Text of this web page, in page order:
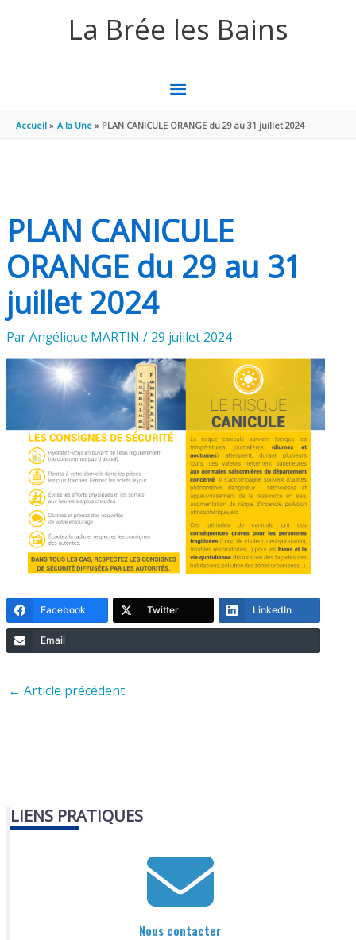
La Brée les Bains
MENU
PRINCIPAL
Accueil A la Une PLAN CANICULE ORANGE du 29 au 31 juillet 2024
PLAN CANICULE
ORANGE du 29 au 31
juillet 2024
ParAngélique MARTIN/ 29 juillet 2024
Facebook Twitter LinkedIn
Email
← Article précédent
LIENS PRATIQUES
Nous contacter